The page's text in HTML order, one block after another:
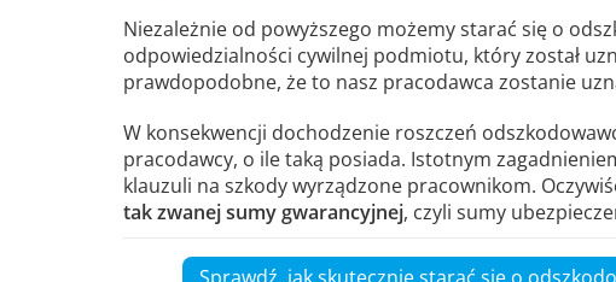
Niezależnie od powyższego możemy starać się o
odpowiedzialności cywilnej podmiotu, który został
prawdopodobne, że to nasz pracodawca zostanie
W konsekwencji dochodzenie roszczeń
pracodawcy, o ile taką posiada. Istotnym
klauzuli na szkody wyrządzone pracownikom.
tak zwanej sumy gwarancyjnej, czyli sumy